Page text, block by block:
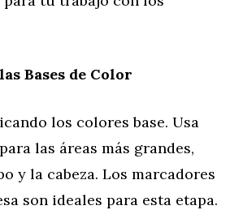
Bases de Color
los colores base. Usa
las áreas más grandes,
y la cabeza. Los marcadores
son ideales para esta etapa.